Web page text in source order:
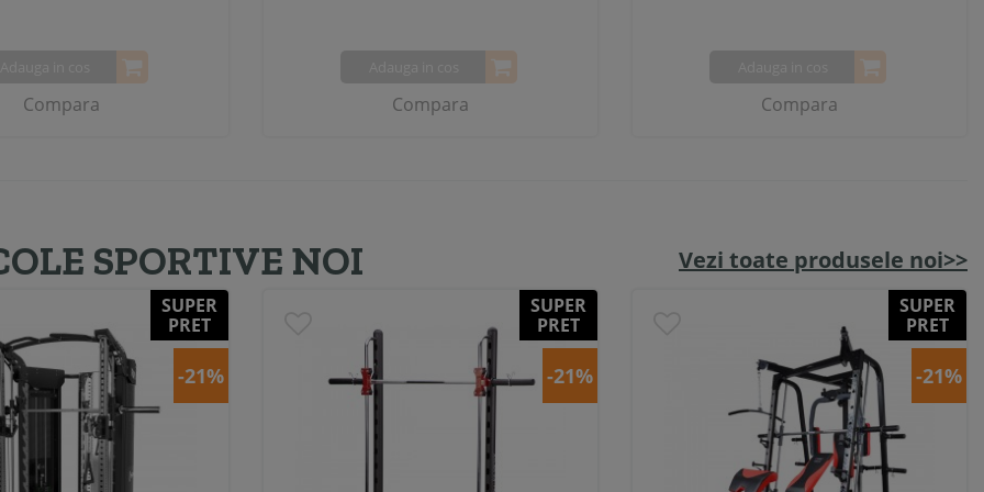
Compara Compara Compara
SPORTIVE NOI
SUPER
PRET
-21%
SUPER
PRET
-21%
SUPER
PRET
-21%
Vezi toate produsele noi>>